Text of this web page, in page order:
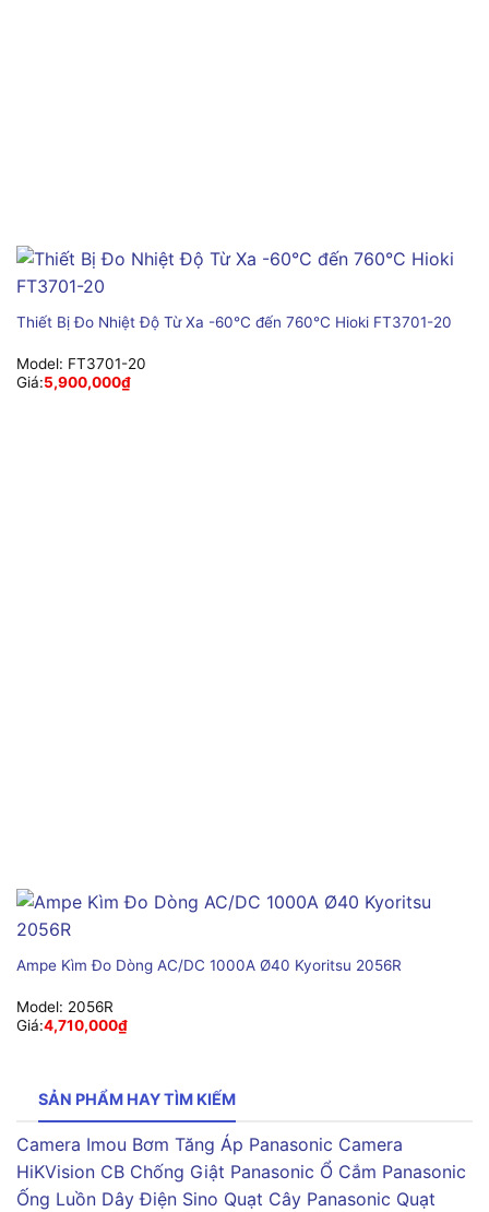
Thiết Bị Đo Nhiệt Độ Từ Xa -60°C đến 760°C Hioki FT3701-20
Model: FT3701-20
Giá:5,900,000₫
Ampe Kìm Đo Dòng AC/DC 1000A Ø40 Kyoritsu 2056R
Model: 2056R
Giá:4,710,000₫
SẢN PHẨM HAY TÌM KIẾM
Camera Imou Bơm Tăng Áp Panasonic Camera
HiKVision CB Chống Giật Panasonic Ổ Cắm Panasonic
Ống Luồn Dây Điện Sino Quạt Cây Panasonic Quạt